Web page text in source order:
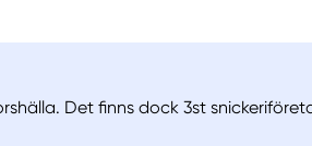
Det finns dock 3st